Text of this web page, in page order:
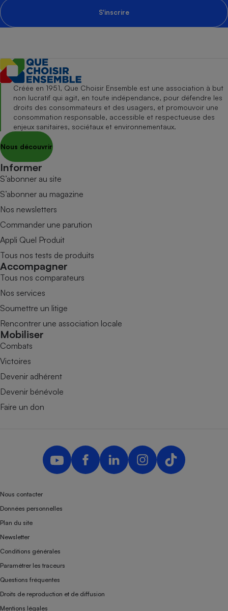
S'inscrire
Créée en 1951, Que Choisir Ensemble est une association à but
non lucratif qui agit, en toute indépendance, pour défendre les
droits des consommateurs et des usagers, et promouvoir une
consommation responsable, accessible et respectueuse des
enjeux sanitaires, sociétaux et environnementaux.
Nous découvrir
Informer
S’abonner au site
S’abonner au magazine
Nos newsletters
Commander une parution
Appli Quel Produit
Tous nos tests de produits
Accompagner
Tous nos comparateurs
Nos services
Soumettre un litige
Rencontrer une association locale
Mobiliser
Combats
Victoires
Devenir adhérent
Devenir bénévole
Faire un don
Nous contacter
Données personnelles
Plan du site
Newsletter
Conditions générales
Paramétrer les traceurs
Questions fréquentes
Droits de reproduction et de diffusion
Mentions légales